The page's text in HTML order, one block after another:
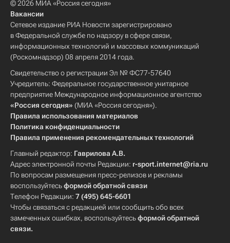
© 2026 МИА «Россия сегодня»
Вакансии
Сетевое издание РИА Новости зарегистрировано
в Федеральной службе по надзору в сфере связи,
информационных технологий и массовых коммуникаций
(Роскомнадзор) 08 апреля 2014 года.
Свидетельство о регистрации Эл № ФС77-57640
Учредитель: Федеральное государственное унитарное
предприятие Международное информационное агентство
«Россия сегодня» (МИА «Россия сегодня»).
Правила использования материалов
Политика конфиденциальности
Правила применения рекомендательных технологий
Главный редактор: Гаврилова А.В.
Адрес электронной почты Редакции: r-sport.internet@ria.ru
По вопросам размещения пресс-релизов и рекламы
воспользуйтесьформой обратной связи
Телефон Редакции: 7 (495) 645-6601
Чтобы связаться с редакцией или сообщить обо всех
замеченных ошибках, воспользуйтесьформой обратной
связи.